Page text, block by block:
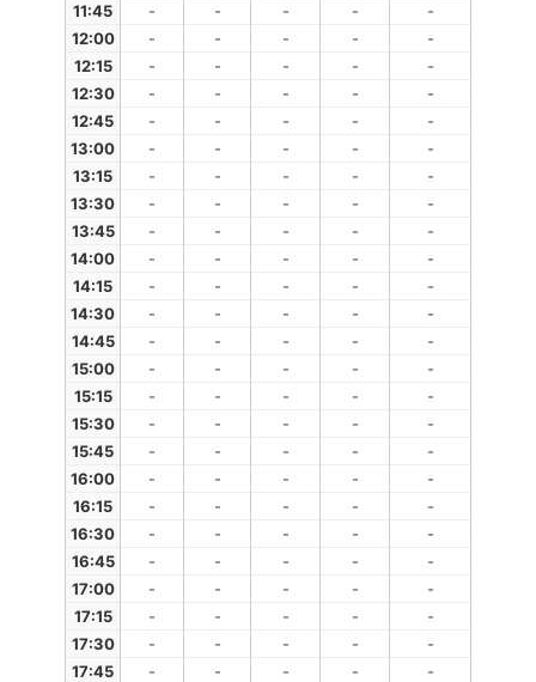
11:45
- - - -
-
12:00
- - - -
-
12:15
- - - -
-
12:30
- - - -
-
12:45
- - - -
-
13:00
- - - -
-
13:15
- - - -
-
13:30
- - - -
-
13:45
- - - -
-
14:00
- - - -
-
14:15
- - - -
-
14:30
- - - -
-
14:45
- - - -
-
15:00
- - - -
-
15:15
- - - -
-
15:30
- - - -
-
15:45
- - - -
-
16:00
- - - -
-
16:15
- - - -
-
16:30
- - - -
-
16:45
- - - -
-
17:00
- - - -
-
17:15
- - - -
-
17:30
- - - -
-
17:45
- - - -
-